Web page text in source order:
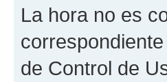
La hora no es
de Control de